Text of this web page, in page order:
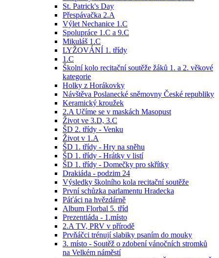
St. Patrick's Day
Přespávačka 2.A
Výlet Nechanice 1.C
Spolupráce 1.C a 9.C
Mikuláš 1.C
LYŽOVÁNÍ 1. třídy
1.C
Školní kolo recitační soutěže žáků 1. a 2. věkové
kategorie
Holky z Horákovky
Návštěva Poslanecké sněmovny České republiky
Keramický kroužek
2.A Učíme se v maskách Masopust
Život ve 3.D, 3.C
ŠD 2. třídy - Venku
Život v 1.A
ŠD 1. třídy - Hry na sněhu
ŠD 1. třídy - Hrátky v listí
ŠD 1. třídy - Domečky pro skřítky
Drakiáda - podzim 24
Výsledky školního kola recitační soutěže
První schůzka parlamentu Hradecka
Páťáci na hvězdárně
Album Florbal 5. tříd
Prezentiáda - 1.místo
2.A TV, PRV v přírodě
Prvňáčci trénují slabiky psaním do mouky
3. místo - Soutěž o zdobení vánočních stromků
na Velkém náměstí